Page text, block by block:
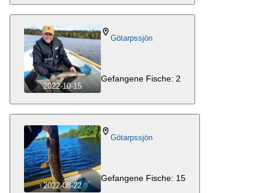
2022-10-15
Götarpssjön
Gefangene Fische: 2
2022-08-22
Götarpssjön
Gefangene Fische: 15